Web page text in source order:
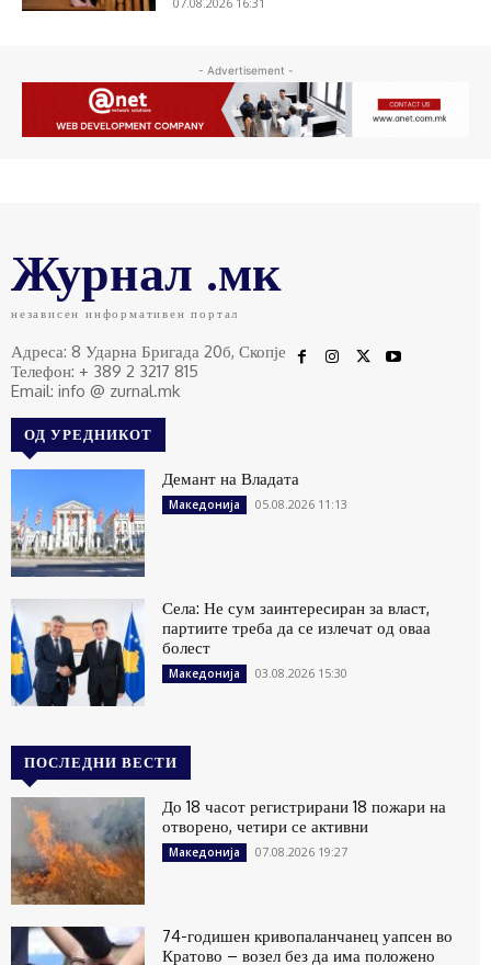
- Advertisement -
Журнал .мк
независен информативен портал
Адреса: 8 Ударна Бригада 20б, Скопје
Телефон: + 389 2 3217 815
Email: info @ zurnal.mk
ОД УРЕДНИКОТ
Демант на Владата
Македонија 05.08.2026 11:13
Села: Не сум заинтересиран за власт,
партиите треба да се излечат од оваа
болест
Македонија 03.08.2026 15:30
ПОСЛЕДНИ ВЕСТИ
До 18 часот регистрирани 18 пожари на
отворено, четири се активни
Македонија 07.08.2026 19:27
74-годишен кривопаланчанец уапсен во
Кратово – возел без да има положено